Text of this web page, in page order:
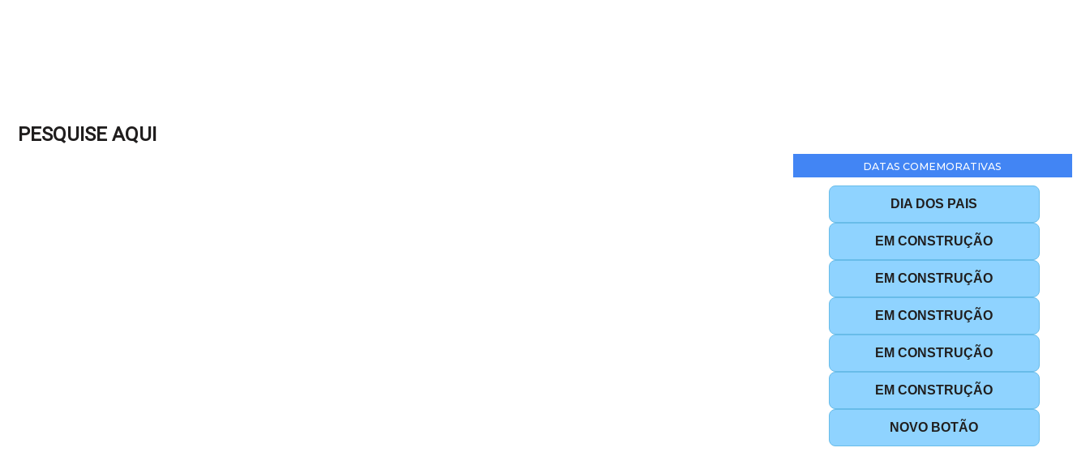
PESQUISE AQUI
DATAS COMEMORATIVAS
DIA DOS PAIS
EM CONSTRUÇÃO
EM CONSTRUÇÃO
EM CONSTRUÇÃO
EM CONSTRUÇÃO
EM CONSTRUÇÃO
NOVO BOTÃO